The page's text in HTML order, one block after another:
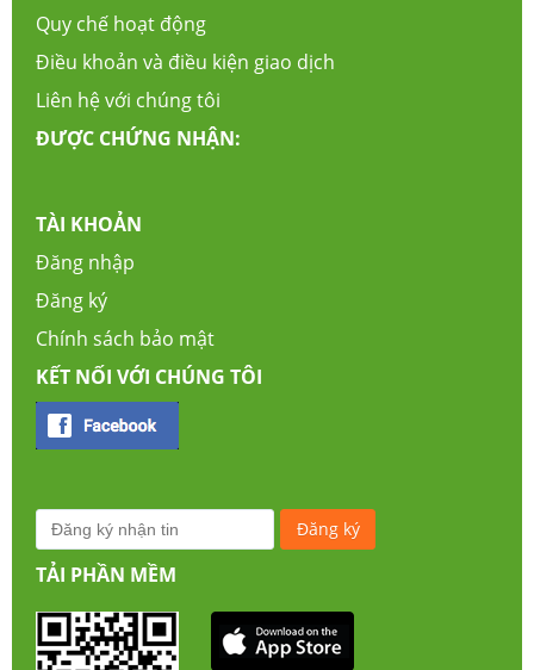
Quy chế hoạt động
Điều khoản và điều kiện giao dịch
Liên hệ với chúng tôi
ĐƯỢC CHỨNG NHẬN:
TÀI KHOẢN
Đăng nhập
Đăng ký
Chính sách bảo mật
KẾT NỐI VỚI CHÚNG TÔI
TẢI PHẦN MỀM